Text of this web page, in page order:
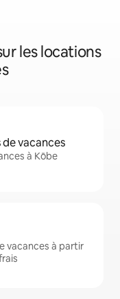
les locations
vacances
à Kōbe
vacances à partir